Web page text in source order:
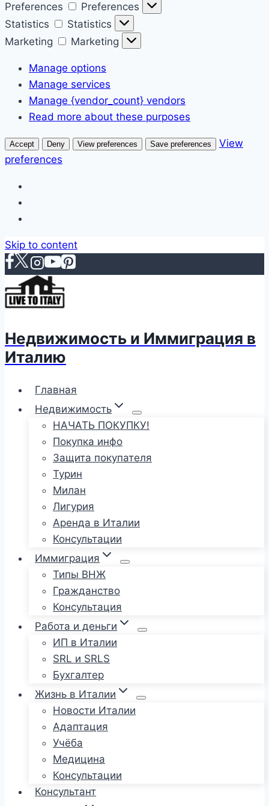
Preferences
Preferences
Statistics
Statistics
Marketing
Marketing
Manage options
Manage services
Manage {vendor_count} vendors
Read more about these purposes
Accept Deny View preferences Save preferences
View
preferences
Skip to content
Недвижимость и Иммиграция в
Италию
Главная
Недвижимость
НАЧАТЬ ПОКУПКУ!
Покупка инфо
Защита покупателя
Турин
Милан
Лигурия
Аренда в Италии
Консультации
Иммиграция
Типы ВНЖ
Гражданство
Консультация
Работа и деньги
ИП в Италии
SRL и SRLS
Бухгалтер
Жизнь в Италии
Новости Италии
Адаптация
Учёба
Медицина
Консультации
Консультант